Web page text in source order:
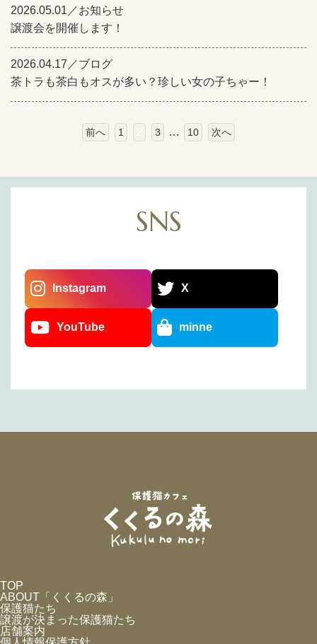
2026.05.01／お知らせ
譲渡会を開催します！
2026.04.17／ブログ
茶トラも茶白もオスが多い？珍しい女の子ちゃー！
前へ 1 3 … 10 次へ
SNS
Instagram X
YouTube minne
TOP
ABOUT「くくるの森」
保護猫たち
譲渡が決まった保護猫たち
店舗案内